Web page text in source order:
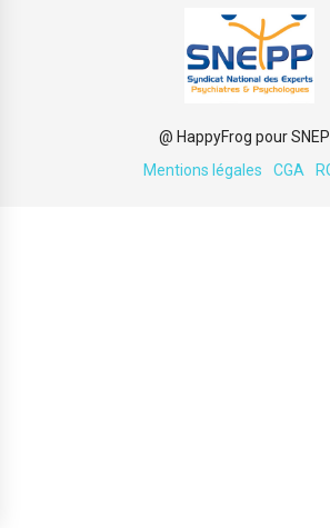
@ HappyFrog pour
Mentions légales
CGA